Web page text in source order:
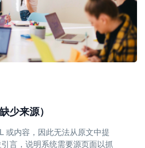
少来源）
或内容，因此无法从原文中提
言，说明系统需要源页面以抓